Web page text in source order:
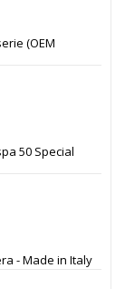
(OEM
50 Special
- Made in Italy